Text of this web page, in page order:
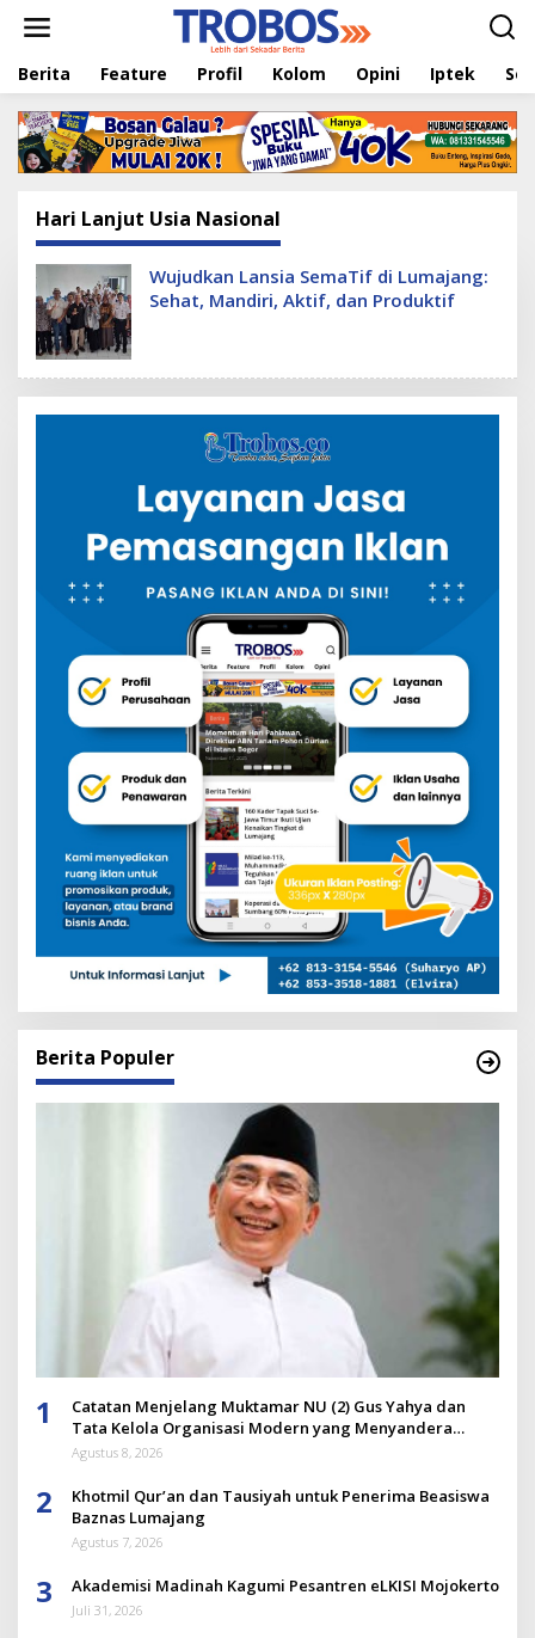
t
Berita Feature Profil Kolom Opini Iptek
Hari Lanjut Usia Nasional
Wujudkan Lansia SemaTif di Lumajang:
Sehat, Mandiri, Aktif, dan Produktif
Berita Populer
1
Catatan Menjelang Muktamar NU (2) Gus Yahya dan
Tata Kelola Organisasi Modern yang Menyandera
Dirinya
Agustus 8, 2026
2
Khotmil Qur’an dan Tausiyah untuk Penerima Beasiswa
Baznas Lumajang
Agustus 7, 2026
3 Akademisi Madinah Kagumi Pesantren eLKISI Mojokerto
Juli 31, 2026